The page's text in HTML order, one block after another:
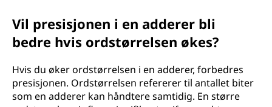
Vil presisjonen i en adderer bli
bedre hvis ordstørrelsen økes?
Hvis du øker ordstørrelsen i en adderer, forbedres
presisjonen. Ordstørrelsen refererer til antallet biter
som en adderer kan håndtere samtidig. En større